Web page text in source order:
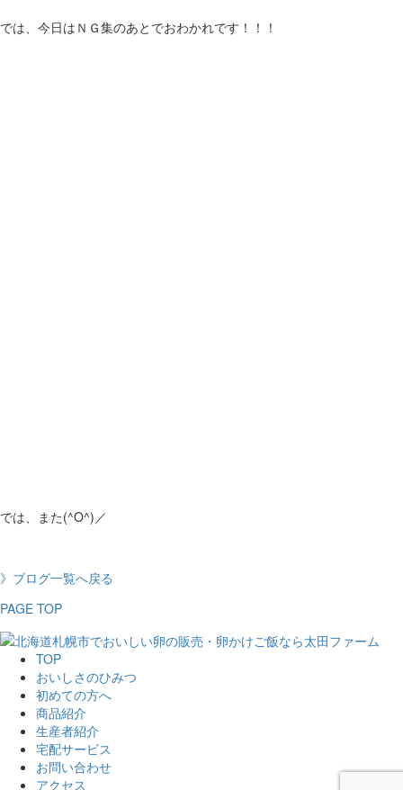
では、今日はＮＧ集のあとでおわかれです！！！
では、また(^O^)／
》ブログ一覧へ戻る
PAGE TOP
TOP
おいしさのひみつ
初めての方へ
商品紹介
生産者紹介
宅配サービス
お問い合わせ
アクセス